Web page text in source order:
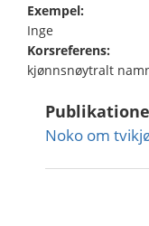
Exempel:
Inge
Korsreferens:
kjønnsnøytralt
Noko om